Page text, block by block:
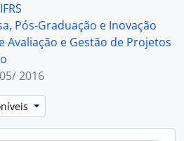
CAGPPI 09/ 2016
Ata CAGPPI 10/ 2016
Ata CAGPPI 11/ 2016
CAGPPI 12/ 2016
2017
2018
2019
2020
Pós-Graduação e Inovação
Avaliação e Gestão de Projetos
2016